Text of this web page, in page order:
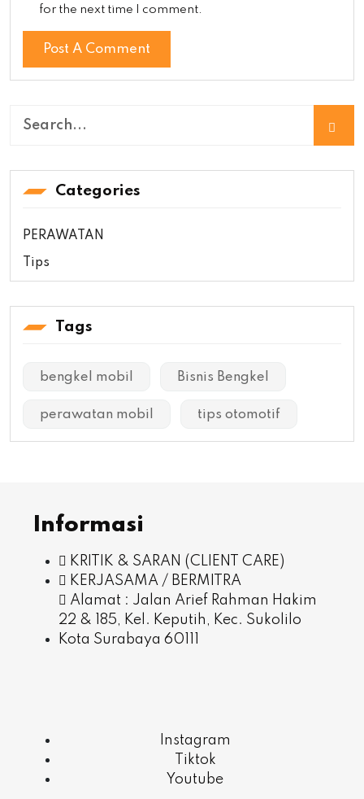
for the next time I comment.
Categories
PERAWATAN
Tips
Tags
bengkel mobil Bisnis Bengkel
perawatan mobil tips otomotif
Informasi
KRITIK & SARAN (CLIENT CARE)
KERJASAMA / BERMITRA
Alamat : Jalan Arief Rahman Hakim
22 & 185, Kel. Keputih, Kec. Sukolilo
Kota Surabaya 60111
Instagram
Tiktok
Youtube